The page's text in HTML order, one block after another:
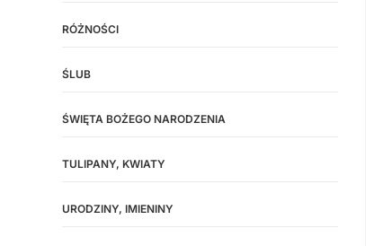
RÓŻNOŚCI
ŚLUB
ŚWIĘTA BOŻEGO NARODZENIA
TULIPANY, KWIATY
URODZINY, IMIENINY